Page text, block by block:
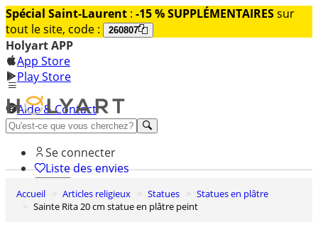
Spécial Saint-Laurent : -15 % SUPPLÉMENTAIRESsur
tout le site, code :
260807
Holyart APP
App Store
Play Store
Aide & Contact
Découvrez Premium
Se connecter
Liste des envies
0
Panier
Accueil Articles religieux Statues
Statues en plâtre
Sainte Rita 20 cm statue en plâtre peint